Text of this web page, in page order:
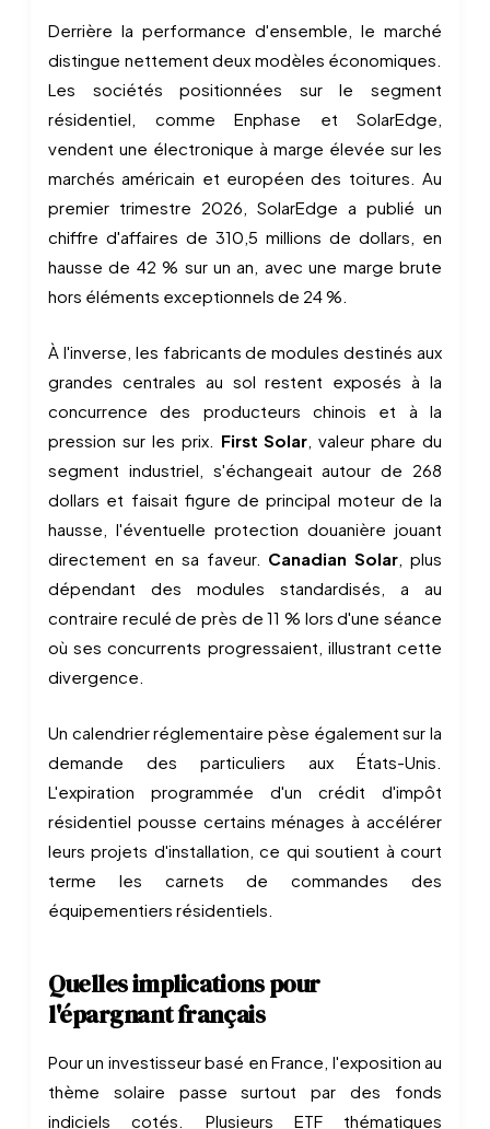
Derrière la performance d'ensemble, le marché
distingue nettement deux modèles économiques.
Les sociétés positionnées sur le segment
résidentiel, comme Enphase et SolarEdge,
vendent une électronique à marge élevée sur les
marchés américain et européen des toitures. Au
premier trimestre 2026, SolarEdge a publié un
chiffre d'affaires de 310,5 millions de dollars, en
hausse de 42 % sur un an, avec une marge brute
hors éléments exceptionnels de 24 %.
À l'inverse, les fabricants de modules destinés aux
grandes centrales au sol restent exposés à la
concurrence des producteurs chinois et à la
pression sur les prix. First Solar, valeur phare du
segment industriel, s'échangeait autour de 268
dollars et faisait figure de principal moteur de la
hausse, l'éventuelle protection douanière jouant
directement en sa faveur. Canadian Solar, plus
dépendant des modules standardisés, a au
contraire reculé de près de 11 % lors d'une séance
où ses concurrents progressaient, illustrant cette
divergence.
Un calendrier réglementaire pèse également sur la
demande des particuliers aux États-Unis.
L'expiration programmée d'un crédit d'impôt
résidentiel pousse certains ménages à accélérer
leurs projets d'installation, ce qui soutient à court
terme les carnets de commandes des
équipementiers résidentiels.
Quelles implications pour
l'épargnant français
Pour un investisseur basé en France, l'exposition au
thème solaire passe surtout par des fonds
indiciels cotés. Plusieurs ETF thématiques